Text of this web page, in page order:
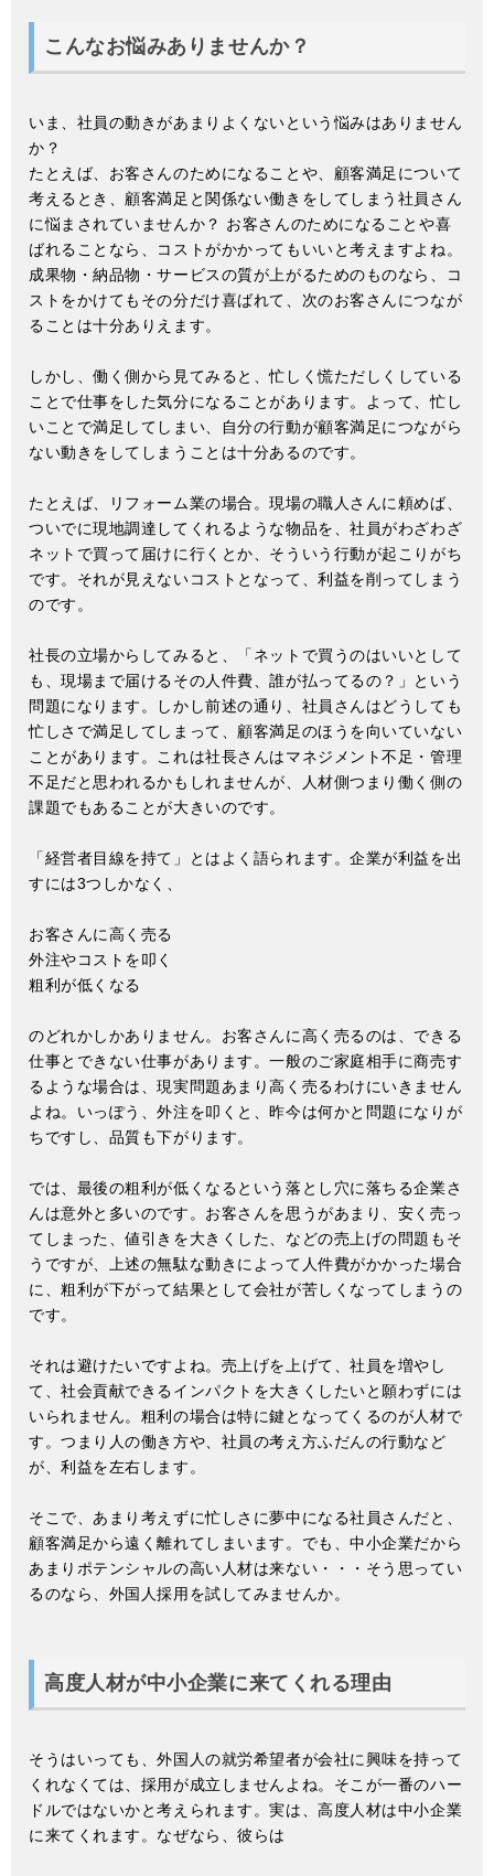
こんなお悩みありませんか？
いま、社員の動きがあまりよくないという悩みはありません
か？
たとえば、お客さんのためになることや、顧客満足について
考えるとき、顧客満足と関係ない働きをしてしまう社員さん
に悩まされていませんか？ お客さんのためになることや喜
ばれることなら、コストがかかってもいいと考えますよね。
成果物・納品物・サービスの質が上がるためのものなら、コ
ストをかけてもその分だけ喜ばれて、次のお客さんにつなが
ることは十分ありえます。
しかし、働く側から見てみると、忙しく慌ただしくしている
ことで仕事をした気分になることがあります。よって、忙し
いことで満足してしまい、自分の行動が顧客満足につながら
ない動きをしてしまうことは十分あるのです。
たとえば、リフォーム業の場合。現場の職人さんに頼めば、
ついでに現地調達してくれるような物品を、社員がわざわざ
ネットで買って届けに行くとか、そういう行動が起こりがち
です。それが見えないコストとなって、利益を削ってしまう
のです。
社長の立場からしてみると、「ネットで買うのはいいとして
も、現場まで届けるその人件費、誰が払ってるの？」という
問題になります。しかし前述の通り、社員さんはどうしても
忙しさで満足してしまって、顧客満足のほうを向いていない
ことがあります。これは社長さんはマネジメント不足・管理
不足だと思われるかもしれませんが、人材側つまり働く側の
課題でもあることが大きいのです。
「経営者目線を持て」とはよく語られます。企業が利益を出
すには3つしかなく、
お客さんに高く売る
外注やコストを叩く
粗利が低くなる
のどれかしかありません。お客さんに高く売るのは、できる
仕事とできない仕事があります。一般のご家庭相手に商売す
るような場合は、現実問題あまり高く売るわけにいきません
よね。いっぽう、外注を叩くと、昨今は何かと問題になりが
ちですし、品質も下がります。
では、最後の粗利が低くなるという落とし穴に落ちる企業さ
んは意外と多いのです。お客さんを思うがあまり、安く売っ
てしまった、値引きを大きくした、などの売上げの問題もそ
うですが、上述の無駄な動きによって人件費がかかった場合
に、粗利が下がって結果として会社が苦しくなってしまうの
です。
それは避けたいですよね。売上げを上げて、社員を増やし
て、社会貢献できるインパクトを大きくしたいと願わずには
いられません。粗利の場合は特に鍵となってくるのが人材で
す。つまり人の働き方や、社員の考え方ふだんの行動など
が、利益を左右します。
そこで、あまり考えずに忙しさに夢中になる社員さんだと、
顧客満足から遠く離れてしまいます。でも、中小企業だから
あまりポテンシャルの高い人材は来ない・・・そう思ってい
るのなら、外国人採用を試してみませんか。
高度人材が中小企業に来てくれる理由
そうはいっても、外国人の就労希望者が会社に興味を持って
くれなくては、採用が成立しませんよね。そこが一番のハー
ドルではないかと考えられます。実は、高度人材は中小企業
に来てくれます。なぜなら、彼らは